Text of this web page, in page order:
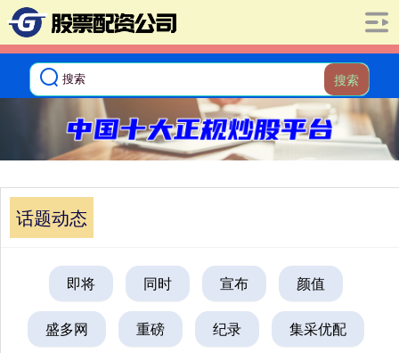
搜索
话题动态
即将 同时 宣布 颜值
盛多网 重磅 纪录 集采优配